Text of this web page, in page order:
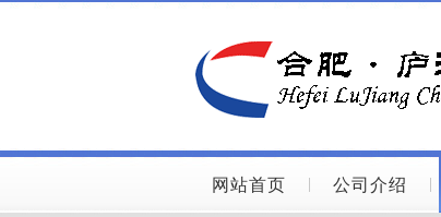
网站首页 公司介绍